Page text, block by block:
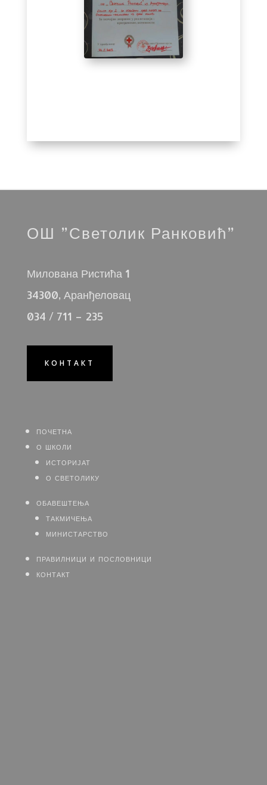
ОШ ”Светолик Ранковић”
Милована Ристића 1
34300, Аранђеловац
034 / 711 – 235
КОНТАКТ
почетна
о школи
историјат
о светолику
обавештења
такмичења
министарство
правилници и пословници
контакт